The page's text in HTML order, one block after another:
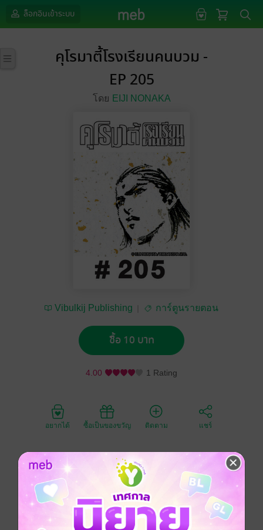
ล็อกอินเข้าระบบ
คุโรมาตี้โรงเรียนคนบวม -
EP 205
โดย EIJI NONAKA
Vibulkij Publishing การ์ตูนรายตอน
ซื้อ 10 บาท
4.00 1 Rating
อยากได้ ซื้อเป็นของขวัญ ติดตาม แชร์
พบกับเรื่องราวสุดเข้มข้นในรั้วโรงเรียนเด็กเลวอันดับหนึ่ง
ของญี่ปุ่น ที่รวบรวมเหล่านักเลงเอาไว้มากมายหลายชนิด
การ์ตูนลูกผู้ชายเลือดเดือด ชั่วร้ายไม่มีใครเกิน โรงเรียน
มัธยมปลายคุโรมาตี้!!